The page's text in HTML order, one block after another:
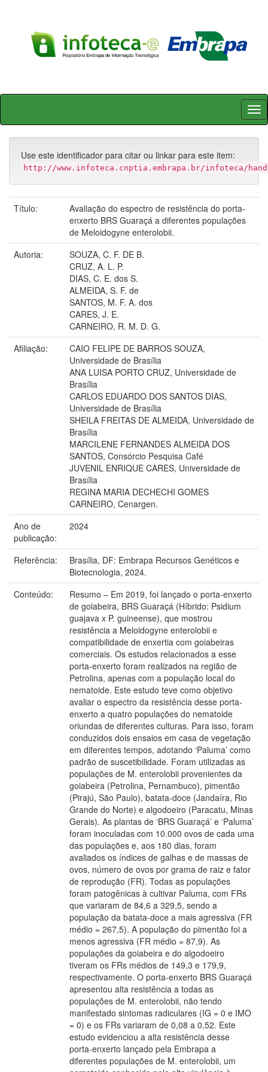
Skip
Use este identificador para citar ou linkar para este item:
http://www.infoteca.cnptia.embrapa.br/infoteca/
Título:
Avaliação do espectro de resistência do porta-
enxerto BRS Guaraçá a diferentes populações
de Meloidogyne enterolobii.
Autoria:
SOUZA, C. F. DE B.
CRUZ, A. L. P.
DIAS, C. E. dos S.
ALMEIDA, S. F. de
SANTOS, M. F. A. dos
CARES, J. E.
CARNEIRO, R. M. D. G.
Afiliação:
CAIO FELIPE DE BARROS SOUZA,
Universidade de Brasília
ANA LUISA PORTO CRUZ, Universidade de
Brasília
CARLOS EDUARDO DOS SANTOS DIAS,
Universidade de Brasília
SHEILA FREITAS DE ALMEIDA, Universidade de
Brasília
MARCILENE FERNANDES ALMEIDA DOS
SANTOS, Consórcio Pesquisa Café
JUVENIL ENRIQUE CARES, Universidade de
Brasília
REGINA MARIA DECHECHI GOMES
CARNEIRO, Cenargen.
Ano de
publicação:
2024
Referência:
Brasília, DF: Embrapa Recursos Genéticos e
Biotecnologia, 2024.
Conteúdo:
Resumo – Em 2019, foi lançado o porta-enxerto
de goiabeira, BRS Guaraçá (Híbrido: Psidium
guajava x P. guineense), que mostrou
resistência a Meloidogyne enterolobii e
compatibilidade de enxertia com goiabeiras
comerciais. Os estudos relacionados a esse
porta-enxerto foram realizados na região de
Petrolina, apenas com a população local do
nematoide. Este estudo teve como objetivo
avaliar o espectro da resistência desse porta-
enxerto a quatro populações do nematoide
oriundas de diferentes culturas. Para isso, foram
conduzidos dois ensaios em casa de vegetação
em diferentes tempos, adotando ‘Paluma’ como
padrão de suscetibilidade. Foram utilizadas as
populações de M. enterolobii provenientes da
goiabeira (Petrolina, Pernambuco), pimentão
(Pirajú, São Paulo), batata-doce (Jandaíra, Rio
Grande do Norte) e algodoeiro (Paracatu, Minas
Gerais). As plantas de ‘BRS Guaraçá’ e ‘Paluma’
foram inoculadas com 10.000 ovos de cada uma
das populações e, aos 180 dias, foram
avaliados os índices de galhas e de massas de
ovos, número de ovos por grama de raiz e fator
de reprodução (FR). Todas as populações
foram patogênicas à cultivar Paluma, com FRs
que variaram de 84,6 a 329,5, sendo a
população da batata-doce a mais agressiva (FR
médio = 267,5). A população do pimentão foi a
menos agressiva (FR médio = 87,9). As
populações da goiabeira e do algodoeiro
tiveram os FRs médios de 149,3 e 179,9,
respectivamente. O porta-enxerto BRS Guaraçá
apresentou alta resistência a todas as
populações de M. enterolobii, não tendo
manifestado sintomas radiculares (IG = 0 e IMO
= 0) e os FRs variaram de 0,08 a 0,52. Este
estudo evidenciou a alta resistência desse
porta-enxerto lançado pela Embrapa a
diferentes populações de M. enterolobii, um